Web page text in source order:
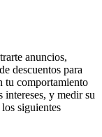
anuncios,
descuentos para
tu comportamiento
intereses, y medir su
siguientes